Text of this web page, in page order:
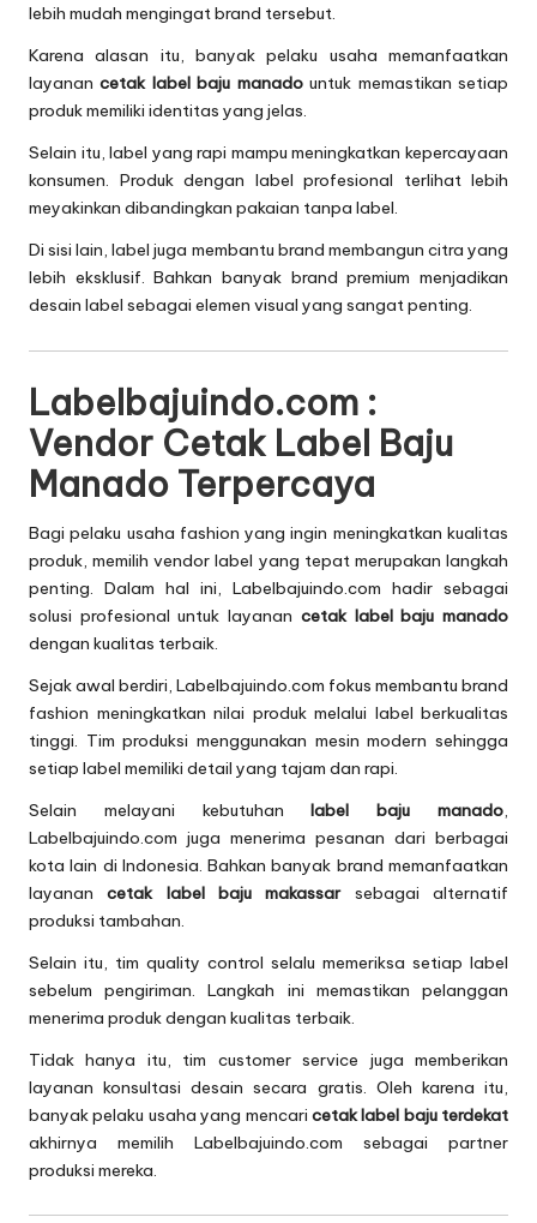
lebih mudah mengingat brand tersebut.
Karena alasan itu, banyak pelaku usaha memanfaatkan
layanancetak label baju manadountuk memastikan setiap
produk memiliki identitas yang jelas.
Selain itu, label yang rapi mampu meningkatkan kepercayaan
konsumen. Produk dengan label profesional terlihat lebih
meyakinkan dibandingkan pakaian tanpa label.
Di sisi lain, label juga membantu brand membangun citra yang
lebih eksklusif. Bahkan banyak brand premium menjadikan
desain label sebagai elemen visual yang sangat penting.
Labelbajuindo.com :
Vendor Cetak Label Baju
Manado Terpercaya
Bagi pelaku usaha fashion yang ingin meningkatkan kualitas
produk, memilih vendor label yang tepat merupakan langkah
penting. Dalam hal ini, Labelbajuindo.com hadir sebagai
solusi profesional untuk layanan cetak label baju manado
dengan kualitas terbaik.
Sejak awal berdiri, Labelbajuindo.com fokus membantu brand
fashion meningkatkan nilai produk melalui label berkualitas
tinggi. Tim produksi menggunakan mesin modern sehingga
setiap label memiliki detail yang tajam dan rapi.
Selain melayani kebutuhanlabel baju manado,
Labelbajuindo.com juga menerima pesanan dari berbagai
kota lain di Indonesia. Bahkan banyak brand memanfaatkan
layanancetak label baju makassarsebagai alternatif
produksi tambahan.
Selain itu, tim quality control selalu memeriksa setiap label
sebelum pengiriman. Langkah ini memastikan pelanggan
menerima produk dengan kualitas terbaik.
Tidak hanya itu, tim customer service juga memberikan
layanan konsultasi desain secara gratis. Oleh karena itu,
banyak pelaku usaha yang mencari cetak label baju terdekat
akhirnya memilih Labelbajuindo.com sebagai partner
produksi mereka.